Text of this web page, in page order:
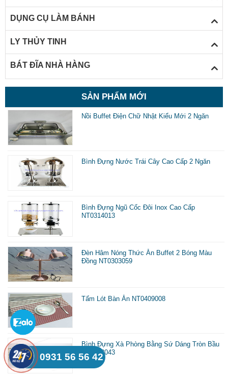
DỤNG CỤ LÀM BÁNH
LY THỦY TINH
BÁT ĐĨA NHÀ HÀNG
SẢN PHẨM MỚI
Nồi Buffet Điện Chữ Nhật Kiểu Mới 2 Ngăn
Bình Đựng Nước Trái Cây Cao Cấp 2 Ngăn
Bình Đựng Ngũ Cốc Đôi Inox Cao Cấp
NT0314013
Đèn Hâm Nóng Thức Ăn Buffet 2 Bóng Màu
Đồng NT0303059
Tấm Lót Bàn Ăn NT0409008
Bình Đựng Xà Phòng Bằng Sứ Dáng Tròn Bầu
NT0218043
0931 56 56 42